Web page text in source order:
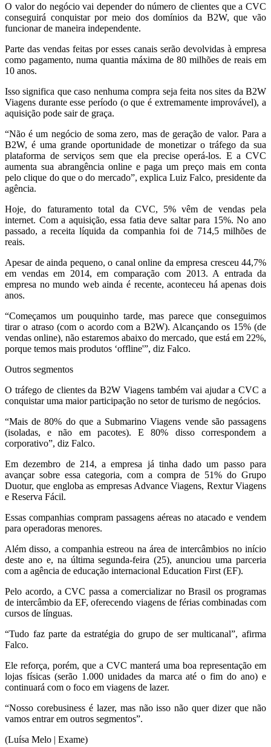
O valor do negócio vai depender do número de clientes que a CVC
conseguirá conquistar por meio dos domínios da B2W, que vão
funcionar de maneira independente.
Parte das vendas feitas por esses canais serão devolvidas à empresa
como pagamento, numa quantia máxima de 80 milhões de reais em
10 anos.
Isso significa que caso nenhuma compra seja feita nos sites da B2W
Viagens durante esse período (o que é extremamente improvável), a
aquisição pode sair de graça.
“Não é um negócio de soma zero, mas de geração de valor. Para a
B2W, é uma grande oportunidade de monetizar o tráfego da sua
plataforma de serviços sem que ela precise operá-los. E a CVC
aumenta sua abrangência online e paga um preço mais em conta
pelo clique do que o do mercado”, explica Luiz Falco, presidente da
agência.
Hoje, do faturamento total da CVC, 5% vêm de vendas pela
internet. Com a aquisição, essa fatia deve saltar para 15%. No ano
passado, a receita líquida da companhia foi de 714,5 milhões de
reais.
Apesar de ainda pequeno, o canal online da empresa cresceu 44,7%
em vendas em 2014, em comparação com 2013. A entrada da
empresa no mundo web ainda é recente, aconteceu há apenas dois
anos.
“Começamos um pouquinho tarde, mas parece que conseguimos
tirar o atraso (com o acordo com a B2W). Alcançando os 15% (de
vendas online), não estaremos abaixo do mercado, que está em 22%,
porque temos mais produtos ‘offline'”, diz Falco.
Outros segmentos
O tráfego de clientes da B2W Viagens também vai ajudar a CVC a
conquistar uma maior participação no setor de turismo de negócios.
“Mais de 80% do que a Submarino Viagens vende são passagens
(isoladas, e não em pacotes). E 80% disso correspondem a
corporativo”, diz Falco.
Em dezembro de 214, a empresa já tinha dado um passo para
avançar sobre essa categoria, com a compra de 51% do Grupo
Duotur, que engloba as empresas Advance Viagens, Rextur Viagens
e Reserva Fácil.
Essas companhias compram passagens aéreas no atacado e vendem
para operadoras menores.
Além disso, a companhia estreou na área de intercâmbios no início
deste ano e, na última segunda-feira (25), anunciou uma parceria
com a agência de educação internacional Education First (EF).
Pelo acordo, a CVC passa a comercializar no Brasil os programas
de intercâmbio da EF, oferecendo viagens de férias combinadas com
cursos de línguas.
“Tudo faz parte da estratégia do grupo de ser multicanal”, afirma
Falco.
Ele reforça, porém, que a CVC manterá uma boa representação em
lojas físicas (serão 1.000 unidades da marca até o fim do ano) e
continuará com o foco em viagens de lazer.
“Nosso corebusiness é lazer, mas não isso não quer dizer que não
vamos entrar em outros segmentos”.
(Luísa Melo | Exame)